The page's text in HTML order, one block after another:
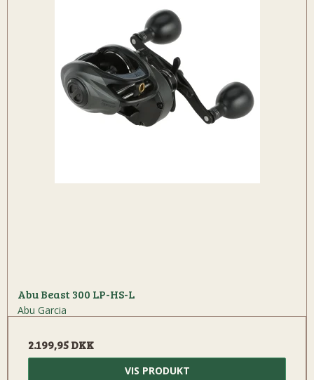
Abu Beast 300 LP-HS-L
Abu Garcia
2.199,95 DKK
VIS PRODUKT